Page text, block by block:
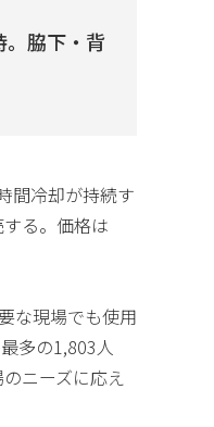
脇下・背
間冷却が持続す
る。価格は
な現場でも使用
多の1,803人
ニーズに応え